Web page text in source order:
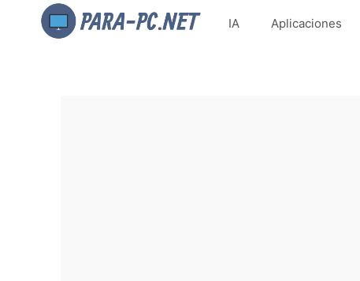
IA Aplicaciones